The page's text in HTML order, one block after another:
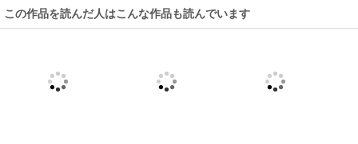
この作品を読んだ人はこんな作品も読んでいます